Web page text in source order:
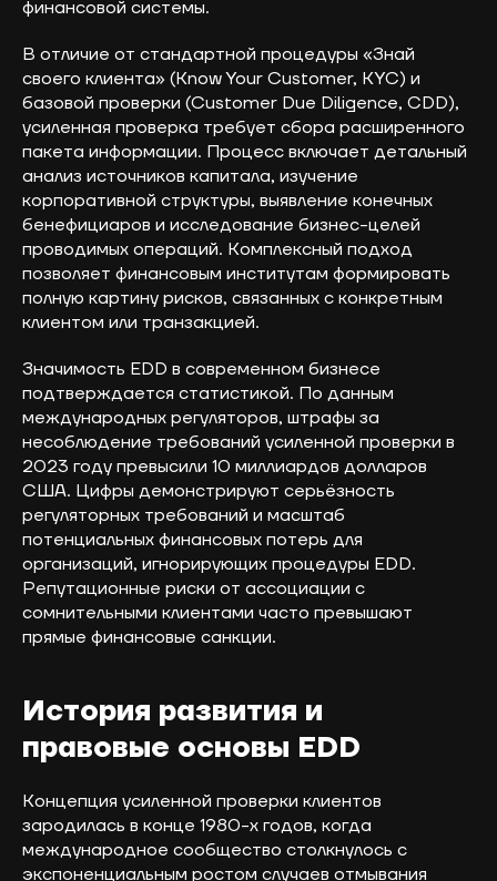
финансовой системы.
В отличие от стандартной процедуры «Знай
своего клиента» (Know Your Customer, KYC) и
базовой проверки (Customer Due Diligence, CDD),
усиленная проверка требует сбора расширенного
пакета информации. Процесс включает детальный
анализ источников капитала, изучение
корпоративной структуры, выявление конечных
бенефициаров и исследование бизнес-целей
проводимых операций. Комплексный подход
позволяет финансовым институтам формировать
полную картину рисков, связанных с конкретным
клиентом или транзакцией.
Значимость EDD в современном бизнесе
подтверждается статистикой. По данным
международных регуляторов, штрафы за
несоблюдение требований усиленной проверки в
2023 году превысили 10 миллиардов долларов
США. Цифры демонстрируют серьёзность
регуляторных требований и масштаб
потенциальных финансовых потерь для
организаций, игнорирующих процедуры EDD.
Репутационные риски от ассоциации с
сомнительными клиентами часто превышают
прямые финансовые санкции.
История развития и
правовые основы EDD
Концепция усиленной проверки клиентов
зародилась в конце 1980-х годов, когда
международное сообщество столкнулось с
экспоненциальным ростом случаев отмывания